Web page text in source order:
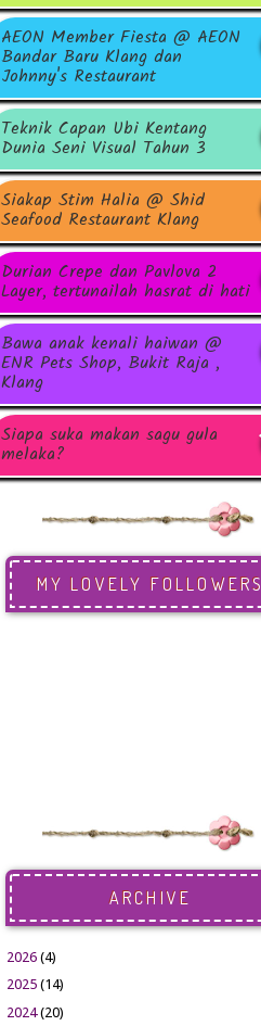
AEON Member Fiesta @ AEON
Bandar Baru Klang dan
Johnny's Restaurant
Teknik Capan Ubi Kentang
Dunia Seni Visual Tahun 3
Siakap Stim Halia @ Shid
Seafood Restaurant Klang
Durian Crepe dan Pavlova 2
Layer, tertunailah hasrat di hati
Bawa anak kenali haiwan @
ENR Pets Shop, Bukit Raja ,
Klang
Siapa suka makan sagu gula
melaka?
MY LOVELY FOLLOWERS
ARCHIVE
2026 (4)
2025 (14)
2024 (20)